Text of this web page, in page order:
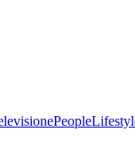
People